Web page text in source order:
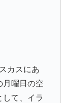
カスにあ
月曜日の空
して、イラ